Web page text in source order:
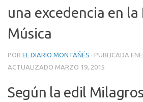
una excedencia en la
Música
POR EL DIARIO MONTAÑÉS · PUBLICADA
ACTUALIZADO MARZO 19, 2015
Según la edil